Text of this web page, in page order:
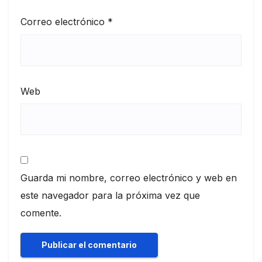
Correo electrónico *
Web
Guarda mi nombre, correo electrónico y web en
este navegador para la próxima vez que
comente.